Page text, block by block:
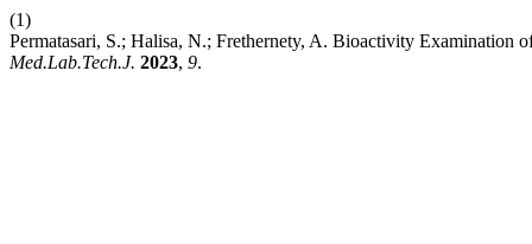
(1)
Permatasari, S.; Halisa, N.; Frethernety, A. Bioactivity
Med.Lab.Tech.J. 2023, 9.